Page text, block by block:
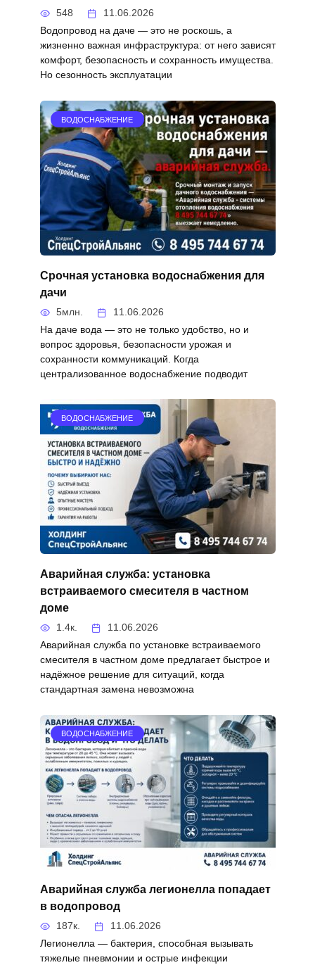
548 11.06.2026
Водопровод на даче — это не роскошь, а
жизненно важная инфраструктура: от него зависят
комфорт, безопасность и сохранность имущества.
Но сезонность эксплуатации
ВОДОСНАБЖЕНИЕ
Срочная установка водоснабжения для
дачи
5млн. 11.06.2026
На даче вода — это не только удобство, но и
вопрос здоровья, безопасности урожая и
сохранности коммуникаций. Когда
централизованное водоснабжение подводит
ВОДОСНАБЖЕНИЕ
Аварийная служба: установка
встраиваемого смесителя в частном
доме
1.4к. 11.06.2026
Аварийная служба по установке встраиваемого
смесителя в частном доме предлагает быстрое и
надёжное решение для ситуаций, когда
стандартная замена невозможна
ВОДОСНАБЖЕНИЕ
Аварийная служба легионелла попадает
в водопровод
187к. 11.06.2026
Легионелла — бактерия, способная вызывать
тяжелые пневмонии и острые инфекции